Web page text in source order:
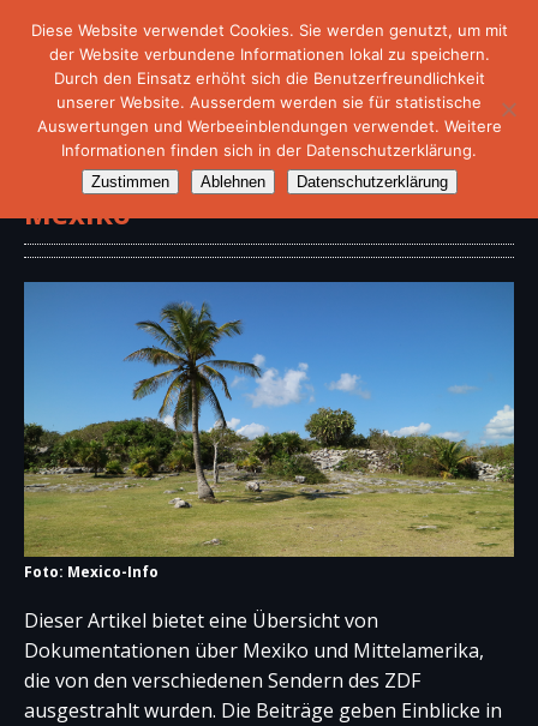
ZDF-Dokumentationen über
Mexiko
Foto: Mexico-Info
Dieser Artikel bietet eine Übersicht von
Dokumentationen über Mexiko und Mittelamerika,
die von den verschiedenen Sendern des ZDF
ausgestrahlt wurden. Die Beiträge geben Einblicke in
Diese Website verwendet Cookies. Sie werden genutzt, um mit
der Website verbundene Informationen lokal zu speichern.
Durch den Einsatz erhöht sich die Benutzerfreundlichkeit
unserer Website. Ausserdem werden sie für statistische
Auswertungen und Werbeeinblendungen verwendet. Weitere
Informationen finden sich in der Datenschutzerklärung.
Zustimmen Ablehnen Datenschutzerklärung